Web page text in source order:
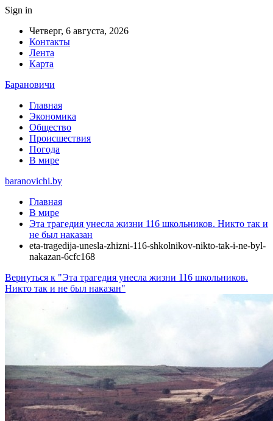
Sign in
Четверг, 6 августа, 2026
Контакты
Лента
Карта
Барановичи
Главная
Экономика
Общество
Происшествия
Погода
В мире
baranovichi.by
Главная
В мире
Эта трагедия унесла жизни 116 школьников. Никто так и
не был наказан
eta-tragedija-unesla-zhizni-116-shkolnikov-nikto-tak-i-ne-byl-
nakazan-6cfc168
Вернуться к "Эта трагедия унесла жизни 116 школьников.
Никто так и не был наказан"